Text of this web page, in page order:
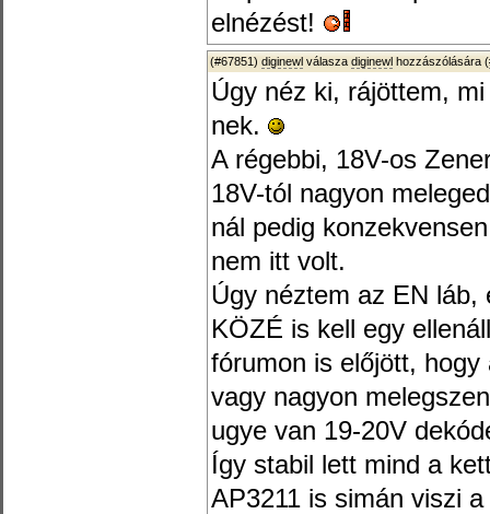
elnézést!
(#67851) diginewl válasza diginewl hozzászólására (
Úgy néz ki, rájöttem,
nek.
A régebbi, 18V-os
18V-tól nagyon
nál pedig
nem itt volt.
Úgy néztem az EN láb,
KÖZÉ is kell egy
fórumon is előjött,
vagy nagyon
ugye van 19-20V
Így stabil lett mind a
AP3211 is simán viszi